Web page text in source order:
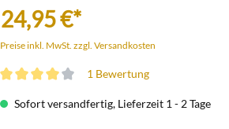
24,95 €*
Preise inkl. MwSt. zzgl. Versandkosten
1 Bewertung
Sofort versandfertig, Lieferzeit 1 - 2 Tage